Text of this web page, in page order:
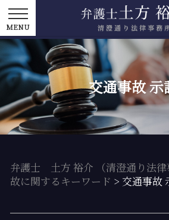
交通事故 示
弁護士 土方 裕介 （清澄通り法律
故に関するキーワード > 交通事故